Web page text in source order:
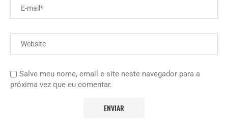
Salve meu nome, email e site neste navegador para a
próxima vez que eu comentar.